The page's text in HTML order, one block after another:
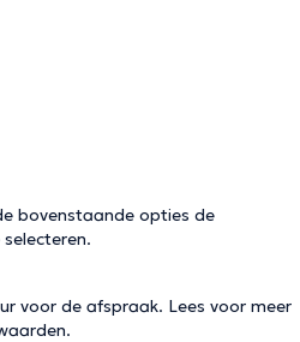
bovenstaande opties de
voor de afspraak. Lees voor meer
.